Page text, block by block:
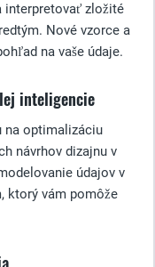
interpretovať zložité
Nové vzorce a
na vaše údaje.
inteligencie
na optimalizáciu
návrhov dizajnu v
údajov v
ktorý vám pomôže